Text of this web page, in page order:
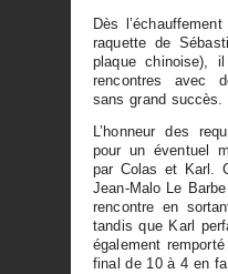
Dès
raquette de
plaque chinoise),
rencontres avec
sans grand succès.
L’honneur des
pour un éventuel
par Colas et Karl.
Jean-Malo Le
rencontre en
tandis que Karl
également
final de 10 à 4 en